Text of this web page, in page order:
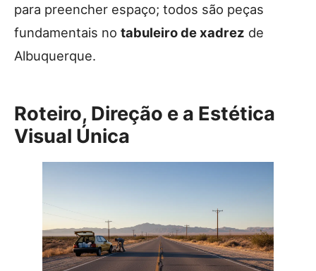
para preencher espaço; todos são peças
fundamentais no tabuleiro de xadrez de
Albuquerque.
Roteiro, Direção e a Estética
Visual Única